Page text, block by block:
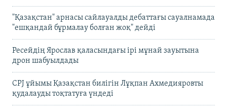
"Қазақстан" арнасы сайлауалды дебаттағы сауалнамада
"ешқандай бұрмалау болған жоқ" дейді
Ресейдің Ярослав қаласындағы ірі мұнай зауытына
дрон шабуылдады
CPJ ұйымы Қазақстан билігін Лұқпан Ахмедияровты
қудалауды тоқтатуға үндеді